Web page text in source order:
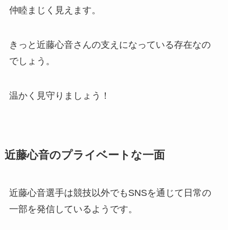
仲睦まじく見えます。
きっと近藤心音さんの支えになっている存在なの
でしょう。
温かく見守りましょう！
近藤心音のプライベートな一面
近藤心音選手は競技以外でもSNSを通じて日常の
一部を発信しているようです。